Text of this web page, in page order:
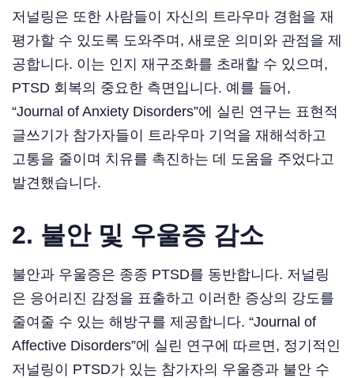
저널링은 또한 사람들이 자신의 트라우마 경험을 재
평가할 수 있도록 도와주며, 새로운 의미와 관점을 제
공합니다. 이는 인지 재구조화를 초래할 수 있으며,
PTSD 회복의 중요한 측면입니다. 예를 들어,
“Journal of Anxiety Disorders”에 실린 연구는 표현적
글쓰기가 참가자들이 트라우마 기억을 재해석하고
고통을 줄이며 치유를 촉진하는 데 도움을 주었다고
발견했습니다.
2. 불안 및 우울증 감소
불안과 우울증은 종종 PTSD를 동반합니다. 저널링
은 응어리진 감정을 표출하고 이러한 증상의 강도를
줄여줄 수 있는 해방구를 제공합니다. “Journal of
Affective Disorders”에 실린 연구에 따르면, 정기적인
저널링이 PTSD가 있는 참가자의 우울증과 불안 수